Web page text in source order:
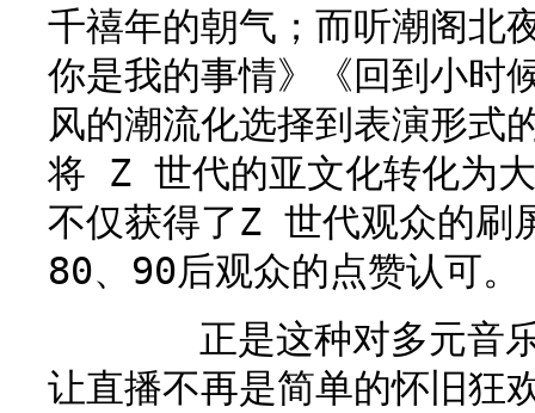
千禧年的朝气；而听潮阁北
你是我的事情》《回到小时
风的潮流化选择到表演形式
将 Z 世代的亚文化转化为
不仅获得了Z 世代观众的刷
80、90后观众的点赞认可。
正是这种对多元音乐
让直播不再是简单的怀旧狂